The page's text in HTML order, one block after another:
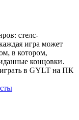
стелс-
игра может
в котором,
концовки.
в GYLT на ПК